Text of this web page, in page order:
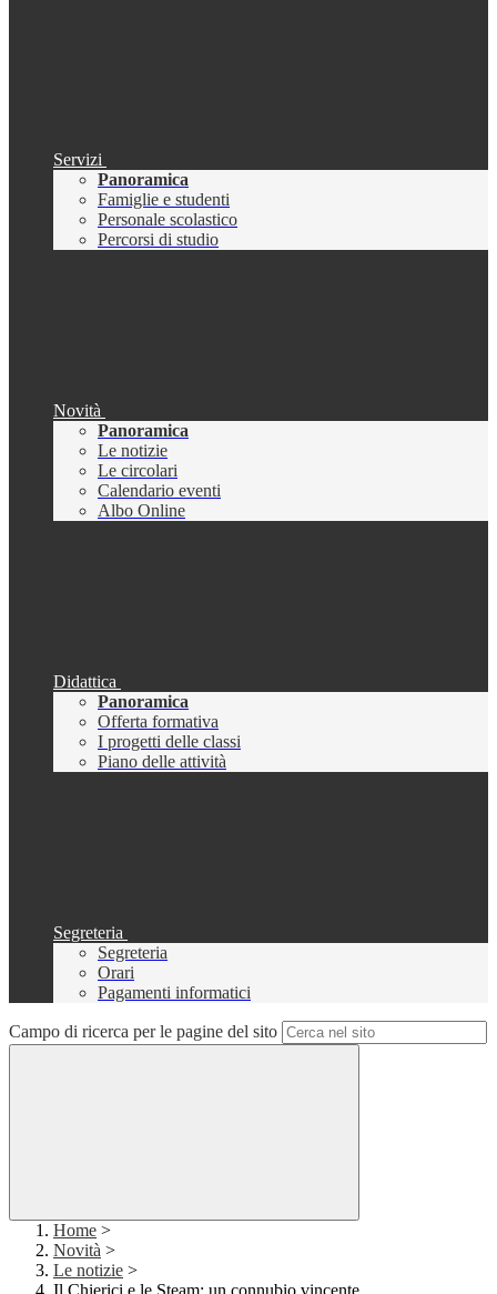
Servizi
Panoramica
Famiglie e studenti
Personale scolastico
Percorsi di studio
Novità
Panoramica
Le notizie
Le circolari
Calendario eventi
Albo Online
Didattica
Panoramica
Offerta formativa
I progetti delle classi
Piano delle attività
Segreteria
Segreteria
Orari
Pagamenti informatici
Campo di ricerca per le pagine del sito
Home >
Novità >
Le notizie >